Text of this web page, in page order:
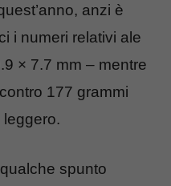
anzi è
i numeri relativi ale
× 7.7 mm – mentre
177 grammi
leggero.
spunto